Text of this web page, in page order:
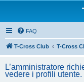
FAQ
T-Cross Club T-Cross
L’amministratore
vedere i profili utente.